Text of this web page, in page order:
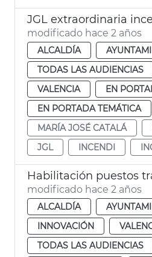
JGL extraordinaria
modificado hace 2 años
ALCALDÍA
TODAS LAS AUDIENCIAS
VALENCIA
EN
EN PORTADA TEMÁTICA
MARÍA JOSÉ CATALÁ
JGL
INCENDI
Habilitación puestos
modificado hace 2 años
ALCALDÍA
INNOVACIÓN
TODAS LAS AUDIENCIAS